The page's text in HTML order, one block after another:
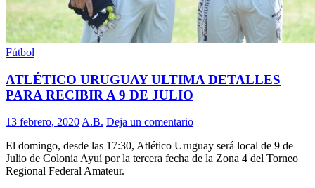
Fútbol
ATLÉTICO URUGUAY ULTIMA DETALLES
PARA RECIBIR A 9 DE JULIO
13 febrero, 2020A.B. Deja un comentario
El domingo, desde las 17:30, Atlético Uruguay será local de 9 de
Julio de Colonia Ayuí por la tercera fecha de la Zona 4 del Torneo
Regional Federal Amateur.